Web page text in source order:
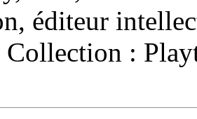
éditeur
: